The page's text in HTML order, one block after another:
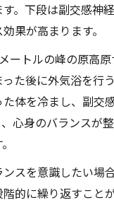
。下段は副交感神
果が高まります。
ートルの峰の原高
た後に外気浴を行
体を冷まし、副交
心身のバランスが
スを意識したい場
的に繰り返すこと